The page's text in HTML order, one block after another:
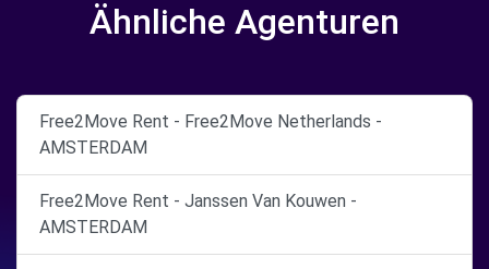
Ähnliche Agenturen
Free2Move Rent - Free2Move Netherlands -
AMSTERDAM
Free2Move Rent - Janssen Van Kouwen -
AMSTERDAM